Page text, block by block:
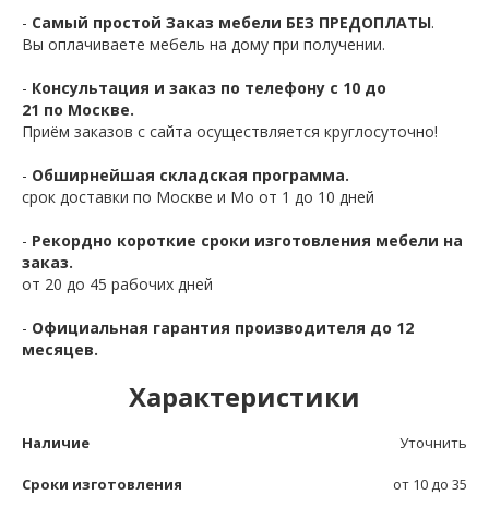
- Самый простой Заказ мебели БЕЗ ПРЕДОПЛАТЫ.
Вы оплачиваете мебель на дому при получении.
- Консультация и заказ по телефону с 10 до
21 по Москве.
Приём заказов с сайта осуществляется круглосуточно!
- Обширнейшая складская программа.
срок доставки по Москве и Мо от 1 до 10 дней
- Рекордно короткие сроки изготовления мебели на
заказ.
от 20 до 45 рабочих дней
- Официальная гарантия производителя до 12
месяцев.
Характеристики
Наличие Уточнить
Сроки изготовления от 10 до 35